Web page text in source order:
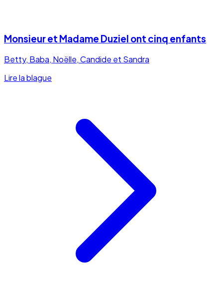
Monsieur et Madame Duziel ont cinq enfants
Betty, Baba, Noëlle, Candide et Sandra
Lire la blague